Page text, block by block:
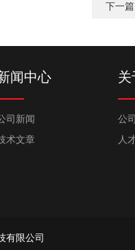
下一
闻中心
司新闻
术文章
关
公
人
有限公司